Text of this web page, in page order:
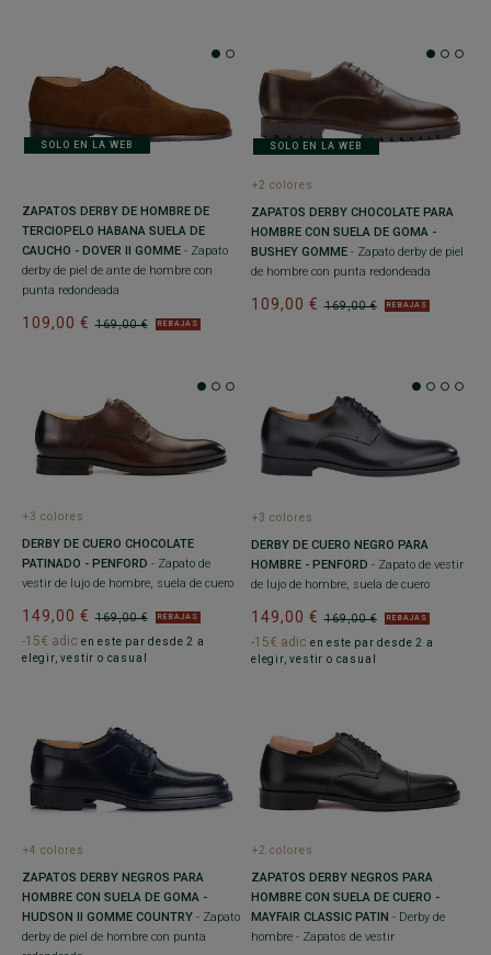
SOLO EN LA WEB
ZAPATOS DERBY DE HOMBRE DE
TERCIOPELO HABANA SUELA DE
CAUCHO - DOVER II GOMME - Zapato
derby de piel de ante de hombre con
punta redondeada
169,00 €
109,00 € REBAJAS
SOLO EN LA WEB
+2 colores
ZAPATOS DERBY CHOCOLATE PARA
HOMBRE CON SUELA DE GOMA -
BUSHEY GOMME - Zapato derby de piel
de hombre con punta redondeada
169,00 €
109,00 € REBAJAS
+3 colores
DERBY DE CUERO CHOCOLATE
PATINADO - PENFORD - Zapato de
vestir de lujo de hombre, suela de cuero
169,00 €
149,00 € REBAJAS
-15€ adic en este par desde 2 a
elegir, vestir o casual
+3 colores
DERBY DE CUERO NEGRO PARA
HOMBRE - PENFORD - Zapato de vestir
de lujo de hombre, suela de cuero
169,00 €
149,00 € REBAJAS
-15€ adic en este par desde 2 a
elegir, vestir o casual
+4 colores
ZAPATOS DERBY NEGROS PARA
HOMBRE CON SUELA DE GOMA -
HUDSON II GOMME COUNTRY - Zapato
derby de piel de hombre con punta
+2 colores
ZAPATOS DERBY NEGROS PARA
HOMBRE CON SUELA DE CUERO -
MAYFAIR CLASSIC PATIN - Derby de
hombre - Zapatos de vestir